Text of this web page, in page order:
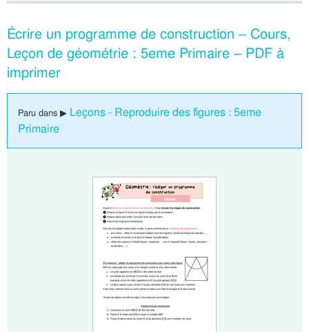
Écrire un programme de construction – Cours,
Leçon de géométrie : 5eme Primaire – PDF à
imprimer
Paru dans ▶ Leçons - Reproduire des figures : 5eme
Primaire